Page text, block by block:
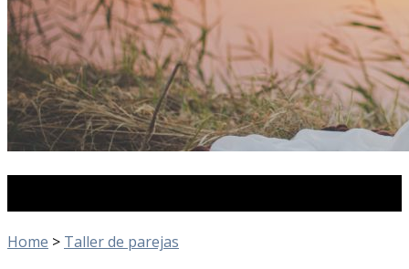
Home > Taller de parejas